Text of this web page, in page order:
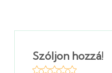
Szóljon hozzá!